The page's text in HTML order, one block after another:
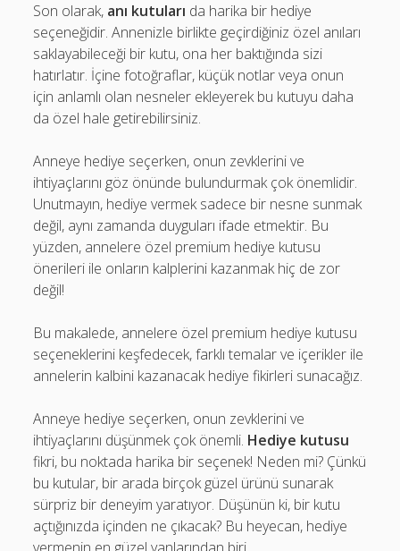
Son olarak, anı kutuları da harika bir hediye
seçeneğidir. Annenizle birlikte geçirdiğiniz özel anıları
saklayabileceği bir kutu, ona her baktığında sizi
hatırlatır. İçine fotoğraflar, küçük notlar veya onun
için anlamlı olan nesneler ekleyerek bu kutuyu daha
da özel hale getirebilirsiniz.
Anneye hediye seçerken, onun zevklerini ve
ihtiyaçlarını göz önünde bulundurmak çok önemlidir.
Unutmayın, hediye vermek sadece bir nesne sunmak
değil, aynı zamanda duyguları ifade etmektir. Bu
yüzden, annelere özel premium hediye kutusu
önerileri ile onların kalplerini kazanmak hiç de zor
değil!
Bu makalede, annelere özel premium hediye kutusu
seçeneklerini keşfedecek, farklı temalar ve içerikler ile
annelerin kalbini kazanacak hediye fikirleri sunacağız.
Anneye hediye seçerken, onun zevklerini ve
ihtiyaçlarını düşünmek çok önemli. Hediye kutusu
fikri, bu noktada harika bir seçenek! Neden mi? Çünkü
bu kutular, bir arada birçok güzel ürünü sunarak
sürpriz bir deneyim yaratıyor. Düşünün ki, bir kutu
açtığınızda içinden ne çıkacak? Bu heyecan, hediye